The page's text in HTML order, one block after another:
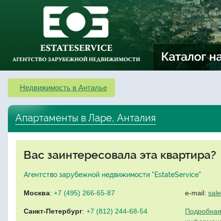
Недвижимость в Анталье
Апартаменты в Ларе, Анталия
Вас заинтересовала эта квартира?
Агентство зарубежной недвижимости "EstateService"
Москва: +7 (495) 266-65-87
Санкт-Петербург: +7 (812) 244-68-54
e-mail: